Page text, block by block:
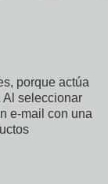
porque actúa
Al seleccionar
e-mail con una